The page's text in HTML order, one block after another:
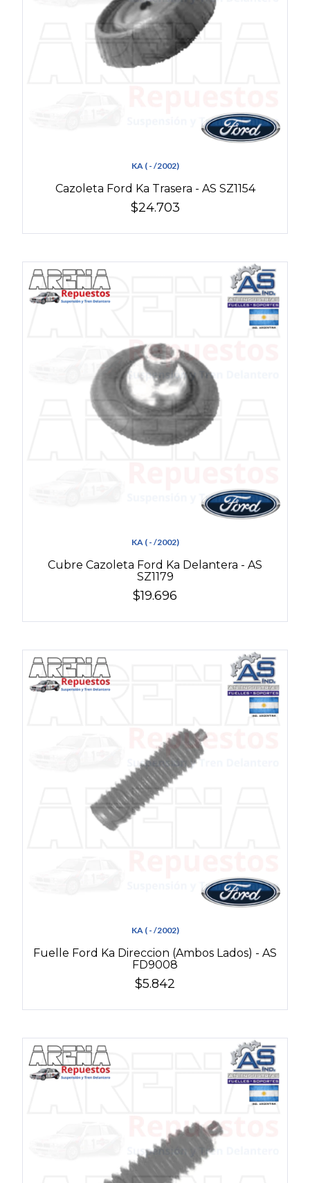
KA ( - /2002)
Cazoleta Ford Ka Trasera - AS SZ1154
$24.703
KA ( - /2002)
Cubre Cazoleta Ford Ka Delantera - AS
SZ1179
$19.696
KA ( - /2002)
Fuelle Ford Ka Direccion (Ambos Lados) - AS
FD9008
$5.842